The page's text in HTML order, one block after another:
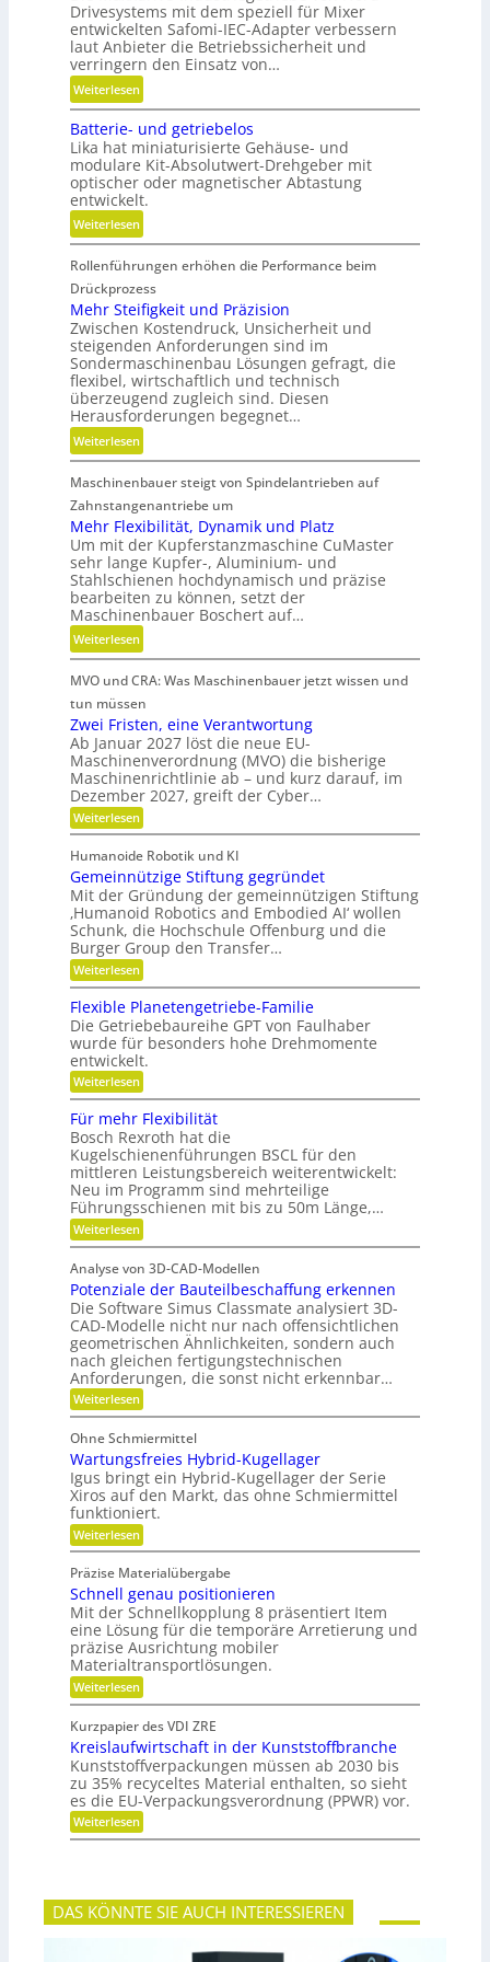
Drivesystems mit dem speziell für Mixer
entwickelten Safomi-IEC-Adapter verbessern
laut Anbieter die Betriebssicherheit und
verringern den Einsatz von…
Weiterlesen:
L
ä
n
g
e
r
e
e
t
r
e
b
s
z
e
i
t
d
a
n
k
Ö
l
a
u
l
e
c
h
Batterie- und getriebelos
Lika hat miniaturisierte Gehäuse- und
modulare Kit-Absolutwert-Drehgeber mit
optischer oder magnetischer Abtastung
entwickelt.
Weiterlesen:
B
a
t
t
e
r
i
e
-
u
n
e
t
r
i
e
b
e
l
o
s
Rollenführungen erhöhen die Performance beim
Drückprozess
Mehr Steifigkeit und Präzision
Zwischen Kostendruck, Unsicherheit und
steigenden Anforderungen sind im
Sondermaschinenbau Lösungen gefragt, die
flexibel, wirtschaftlich und technisch
überzeugend zugleich sind. Diesen
Herausforderungen begegnet…
Weiterlesen:
M
e
h
r
S
t
e
i
f
i
k
e
i
u
n
d
P
r
ä
z
i
s
i
o
n
Maschinenbauer steigt von Spindelantrieben auf
Zahnstangenantriebe um
Mehr Flexibilität, Dynamik und Platz
Um mit der Kupferstanzmaschine CuMaster
sehr lange Kupfer-, Aluminium- und
Stahlschienen hochdynamisch und präzise
bearbeiten zu können, setzt der
Maschinenbauer Boschert auf…
Weiterlesen:
M
e
h
r
F
l
e
x
i
i
l
i
t
ä
t
,
D
y
n
a
m
k
u
n
d
P
l
t
z
MVO und CRA: Was Maschinenbauer jetzt wissen und
tun müssen
Zwei Fristen, eine Verantwortung
Ab Januar 2027 löst die neue EU-
Maschinenverordnung (MVO) die bisherige
Maschinenrichtlinie ab – und kurz darauf, im
Dezember 2027, greift der Cyber…
Weiterlesen:
Z
e
i
F
r
i
s
t
e
n
,
e
i
n
e
V
e
a
n
t
w
o
r
t
u
n
Humanoide Robotik und KI
Gemeinnützige Stiftung gegründet
Mit der Gründung der gemeinnützigen Stiftung
‚Humanoid Robotics and Embodied AI‘ wollen
Schunk, die Hochschule Offenburg und die
Burger Group den Transfer…
Weiterlesen:
G
e
m
e
i
n
n
ü
z
i
g
e
S
t
i
f
t
n
g
g
e
g
r
ü
n
d
e
Flexible Planetengetriebe-Familie
Die Getriebebaureihe GPT von Faulhaber
wurde für besonders hohe Drehmomente
entwickelt.
Weiterlesen:
F
e
x
i
b
l
e
P
l
a
n
t
e
n
g
e
t
r
i
e
b
e
-
F
a
m
i
l
i
e
Für mehr Flexibilität
Bosch Rexroth hat die
Kugelschienenführungen BSCL für den
mittleren Leistungsbereich weiterentwickelt:
Neu im Programm sind mehrteilige
Führungsschienen mit bis zu 50m Länge,…
Weiterlesen:
F
r
m
e
h
r
F
l
e
x
i
i
l
i
t
ä
t
Analyse von 3D-CAD-Modellen
Potenziale der Bauteilbeschaffung erkennen
Die Software Simus Classmate analysiert 3D-
CAD-Modelle nicht nur nach offensichtlichen
geometrischen Ähnlichkeiten, sondern auch
nach gleichen fertigungstechnischen
Anforderungen, die sonst nicht erkennbar…
Weiterlesen:
P
t
e
n
z
i
a
l
e
d
e
r
B
a
u
t
e
i
l
e
s
c
h
a
f
f
u
r
k
Ohne Schmiermittel
Wartungsfreies Hybrid-Kugellager
Igus bringt ein Hybrid-Kugellager der Serie
Xiros auf den Markt, das ohne Schmiermittel
funktioniert.
Weiterlesen:
W
r
t
u
n
g
s
f
r
e
e
s
H
y
b
r
i
d
g
e
Präzise Materialübergabe
Schnell genau positionieren
Mit der Schnellkopplung 8 präsentiert Item
eine Lösung für die temporäre Arretierung und
präzise Ausrichtung mobiler
Materialtransportlösungen.
Weiterlesen:
S
h
n
e
l
l
g
e
n
o
s
Kurzpapier des VDI ZRE
Kreislaufwirtschaft in der Kunststoffbranche
Kunststoffverpackungen müssen ab 2030 bis
zu 35% recyceltes Material enthalten, so sieht
es die EU-Verpackungsverordnung (PPWR) vor.
Weiterlesen:
K
s
l
a
DAS KÖNNTE SIE AUCH INTERESSIEREN